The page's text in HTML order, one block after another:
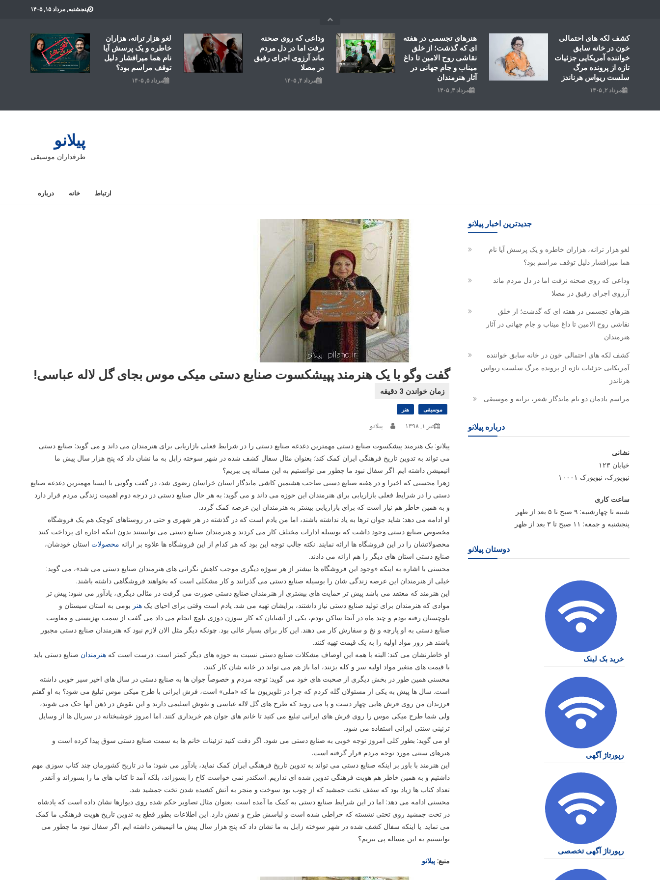
پنجشنبه, مرداد ۱۵, ۱۴۰۵
لغو هزار ترانه، هزاران
خاطره و یک پرسش آیا
نام هما میرافشار دلیل
توقف مراسم بود؟
مرداد ۵, ۱۴۰۵
وداعی که روی صحنه
نرفت اما در دل مردم
ماند آرزوی اجرای رفیق
در مصلا
مرداد ۴, ۱۴۰۵
هنرهای تجسمی در هفته
ای که گذشت؛ از خلق
نقاشی روح الامین تا داغ
میناب و جام جهانی در
آثار هنرمندان
مرداد ۳, ۱۴۰۵
کشف لکه های احتمالی
خون در خانه سابق
خواننده آمریکایی جزئیات
تازه از پرونده مرگ
سلست ریواس هرناندز
مرداد ۲, ۱۴۰۵
پیلانو
طرفداران موسیقی
ارتباط خانه درباره
گفت وگو با یک هنرمند پپیشکسوت صنایع دستی میکی موس بجای گل لاله عباسی!
موسیقی هنر
تیر ۱, ۱۳۹۸ پیلانو
پیلانو: یک هنرمند پیشکسوت صنایع دستی مهمترین دغدغه صنایع دستی را در شرایط فعلی بازاریابی برای هنرمندان می داند و می گوید: صنایع دستی
می تواند به تدوین تاریخ فرهنگی ایران کمک کند؛ بعنوان مثال سفال کشف شده در شهر سوخته زابل به ما نشان داد که پنج هزار سال پیش ما
انیمیشن داشته ایم. اگر سفال نبود ما چطور می توانستیم به این مساله پی ببریم؟
زهرا محسنی که اخیرا و در هفته صنایع دستی صاحب هشتمین کاشی ماندگار استان خراسان رضوی شد، در گفت وگویی با ایسنا مهمترین دغدغه صنایع
دستی را در شرایط فعلی بازاریابی برای هنرمندان این حوزه می داند و می گوید: به هر حال صنایع دستی در درجه دوم اهمیت زندگی مردم قرار دارد
و به همین خاطر هم نیاز است که برای بازاریابی بیشتر به هنرمندان این عرصه کمک گردد.
او ادامه می دهد: شاید جوان ترها به یاد نداشته باشند، اما من یادم است که در گذشته در هر شهری و حتی در روستاهای کوچک هم یک فروشگاه
مخصوص صنایع دستی وجود داشت که بوسیله ادارات مختلف کار می کردند و هنرمندان صنایع دستی می توانستند بدون اینکه اجاره ای پرداخت کنند
محصولاتشان را در این فروشگاه ها ارائه نمایند. نکته جالب توجه این بود که هر کدام از این فروشگاه ها علاوه بر ارائه محصولات استان خودشان،
صنایع دستی استان های دیگر را هم ارائه می دادند.
محسنی با اشاره به اینکه «وجود این فروشگاه ها بیشتر از هر سوژه دیگری موجب کاهش نگرانی های هنرمندان صنایع دستی می شد»، می گوید:
خیلی از هنرمندان این عرصه زندگی شان را بوسیله صنایع دستی می گذرانند و کار مشکلی است که بخواهند فروشگاهی داشته باشند.
این هنرمند که معتقد می باشد پیش تر حمایت های بیشتری از هنرمندان صنایع دستی صورت می گرفت در مثالی دیگری، یادآور می شود: پیش تر
موادی که هنرمندان برای تولید صنایع دستی نیاز داشتند، برایشان تهیه می شد. یادم است وقتی برای احیای یک هنر بومی به استان سیستان و
بلوچستان رفته بودم و چند ماه در آنجا ساکن بودم، یکی از آشنایان که کار سوزن دوزی بلوچ انجام می داد می گفت از سمت بهزیستی و معاونت
صنایع دستی به او پارچه و نخ و سفارش کار می دهند. این کار برای بسیار عالی بود. چونکه دیگر مثل الان لازم نبود که هنرمندان صنایع دستی مجبور
باشند هر روز مواد اولیه را به یک قیمت تهیه کنند.
او خاطرنشان می کند: البته با همه این اوصاف مشکلات صنایع دستی نسبت به حوزه های دیگر کمتر است. درست است که هنرمندان صنایع دستی باید
با قیمت های متغیر مواد اولیه سر و کله بزنند، اما باز هم می تواند در خانه شان کار کنند.
محسنی همین طور در بخش دیگری از صحبت های خود می گوید: توجه مردم و خصوصاً جوان ها به صنایع دستی در سال های اخیر سیر خوبی داشته
است. سال ها پیش به یکی از مسئولان گله کردم که چرا در تلویزیون ما که «ملی» است، فرش ایرانی با طرح میکی موس تبلیغ می شود؟ به او گفتم
فرزندان من روی فرش هایی چهار دست و پا می روند که طرح های گل لاله عباسی و نقوش اسلیمی دارند و این نقوش در ذهن آنها حک می شوند،
ولی شما طرح میکی موس را روی فرش های ایرانی تبلیغ می کنید تا خانم های جوان هم خریداری کنند. اما امروز خوشبختانه در سریال ها از وسایل
تزئینی سنتی ایرانی استفاده می شود.
او می گوید: بطور کلی امروز توجه خوبی به صنایع دستی می شود. اگر دقت کنید تزئینات خانم ها به سمت صنایع دستی سوق پیدا کرده است و
هنرهای سنتی مورد توجه مردم قرار گرفته است.
این هنرمند با باور بر اینکه صنایع دستی می تواند به تدوین تاریخ فرهنگی ایران کمک نماید، یادآور می شود: ما در تاریخ کشورمان چند کتاب سوزی مهم
داشتیم و به همین خاطر هم هویت فرهنگی تدوین شده ای نداریم. اسکندر نمی خواست کاخ را بسوزاند، بلکه آمد تا کتاب های ما را بسوزاند و آنقدر
تعداد کتاب ها زیاد بود که سقف تخت جمشید که از چوب بود سوخت و منجر به آتش کشیده شدن تخت جمشید شد.
محسنی ادامه می دهد: اما در این شرایط صنایع دستی به کمک ما آمده است. بعنوان مثال تصاویر حکم شده روی دیوارها نشان داده است که پادشاه
در تخت جمشید روی تختی نشسته که خراطی شده است و لباسش طرح و نقش دارد. این اطلاعات بطور قطع به تدوین تاریخ هویت فرهنگی ما کمک
می نماید. یا اینکه سفال کشف شده در شهر سوخته زابل به ما نشان داد که پنج هزار سال پیش ما انیمیشن داشته ایم. اگر سفال نبود ما چطور می
توانستیم به این مساله پی ببریم؟
منبع: پیلانو
جدیدترین اخبار پیلانو
لغو هزار ترانه، هزاران خاطره و یک پرسش آیا نام
هما میرافشار دلیل توقف مراسم بود؟
وداعی که روی صحنه نرفت اما در دل مردم ماند
آرزوی اجرای رفیق در مصلا
هنرهای تجسمی در هفته ای که گذشت؛ از خلق
نقاشی روح الامین تا داغ میناب و جام جهانی در آثار
هنرمندان
کشف لکه های احتمالی خون در خانه سابق خواننده
آمریکایی جزئیات تازه از پرونده مرگ سلست ریواس
هرناندز
مراسم یادمان دو نام ماندگار شعر، ترانه و موسیقی
درباره پیلانو
نشانی
خیابان ۱۲۳
نیویورک، نیویورک ۱۰۰۰۱
ساعت کاری
شنبه تا چهارشنبه: ۹ صبح تا ۵ بعد از ظهر
پنجشنبه و جمعه: ۱۱ صبح تا ۳ بعد از ظهر
دوستان پیلانو
خرید بک لینک
رپورتاژ آگهی
رپورتاژ آگهی تخصصی